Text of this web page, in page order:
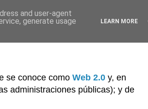
se conoce como Web 2.0 y, en
administraciones públicas); y de
and user-agent
generate usage
LEARN MORE